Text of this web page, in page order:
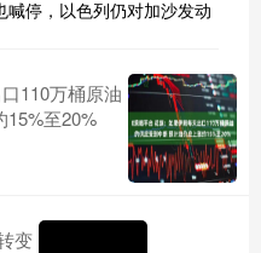
停，以色列仍对加沙发动
110万桶原油
15%至20%
变